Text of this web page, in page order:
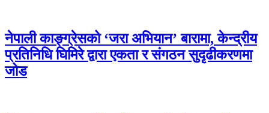
नेपाली काङ्ग्रेसको ‘जरा अभियान’ बारामा, केन्द्रीय
प्रतिनिधि घिमिरे द्वारा एकता र संगठन सुदृढीकरणमा
जोड